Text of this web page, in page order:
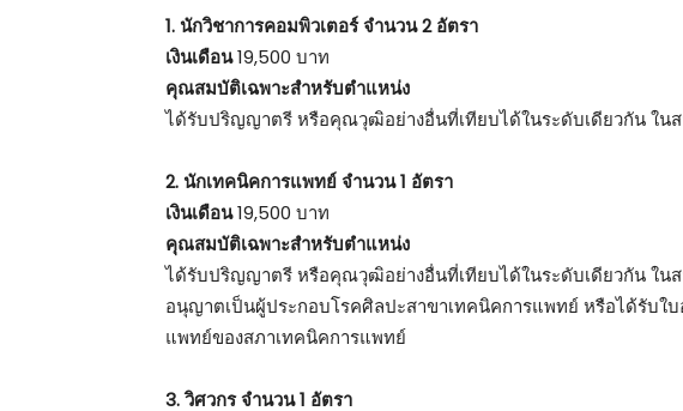
1. นักวิชาการคอมพิวเตอร์ จำนวน 2 อัตรา
เงินเดือน19,500 บาท
คุณสมบัติเฉพาะสำหรับตำแหน่ง
ได้รับปริญญาตรี หรือคุณวุฒิอย่างอื่นที่เทียบได้ในระดับเดียวกัน ใน
2. นักเทคนิคการแพทย์ จำนวน 1 อัตรา
เงินเดือน19,500 บาท
คุณสมบัติเฉพาะสำหรับตำแหน่ง
ได้รับปริญญาตรี หรือคุณวุฒิอย่างอื่นที่เทียบได้ในระดับเดียวกัน ใน
อนุญาตเป็นผู้ประกอบโรคศิลปะสาขาเทคนิคการแพทย์ หรือได้รับใ
แพทย์ของสภาเทคนิคการแพทย์
3. วิศวกร จำนวน 1 อัตรา